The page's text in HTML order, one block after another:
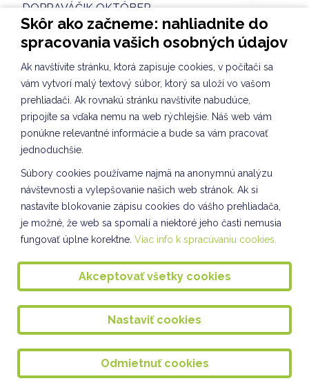
DOPRAVÁČIK OKTÓBER
Deň jablka VI. oddelenie ŠKD
Rovesnícke vzdelávanie
Bádateľské aktivity
KULIŠKIÁDA OKTÓBER
Svetový deň zdravej výživy
Na vlnách hudby " vzdelávanie hravou a pútavou
formou
Pozdravy pre seniorov
DREVENÉ DIVADLO v ŠKD
Dopraváčik IV. a V, oddelenie ŠKD
Presádzanie kvetov II. oddelenie ŠKD
Svetový deň mlieka II. oddelenie ŠKD
Skôr ako začneme: nahliadnite do
spracovania vašich osobných údajov
Ak navštívite stránku, ktorá zapisuje cookies, v počítači sa
vám vytvorí malý textový súbor, ktorý sa uloží vo vašom
prehliadači. Ak rovnakú stránku navštívite nabudúce,
pripojíte sa vďaka nemu na web rýchlejšie. Náš web vám
ponúkne relevantné informácie a bude sa vám pracovať
jednoduchšie.
Súbory cookies používame najmä na anonymnú analýzu
návštevnosti a vylepšovanie našich web stránok. Ak si
nastavíte blokovanie zápisu cookies do vášho prehliadača,
je možné, že web sa spomalí a niektoré jeho časti nemusia
fungovať úplne korektne. Viac info k spracúvaniu cookies.
Akceptovať všetky cookies
Nastaviť cookies
Odmietnuť cookies